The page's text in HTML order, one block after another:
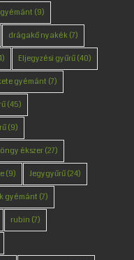
(9)
drágakő nyakék(7)
Eljegyzési gyűrű(40)
gyémánt (7)
(45)
(9)
ékszer(27)
(9) Jegygyűrű(24)
gyémánt (7)
rubin (7)